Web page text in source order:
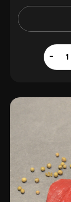
aantal
–